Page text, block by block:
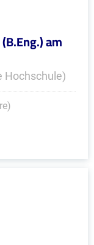
am
Hochschule)